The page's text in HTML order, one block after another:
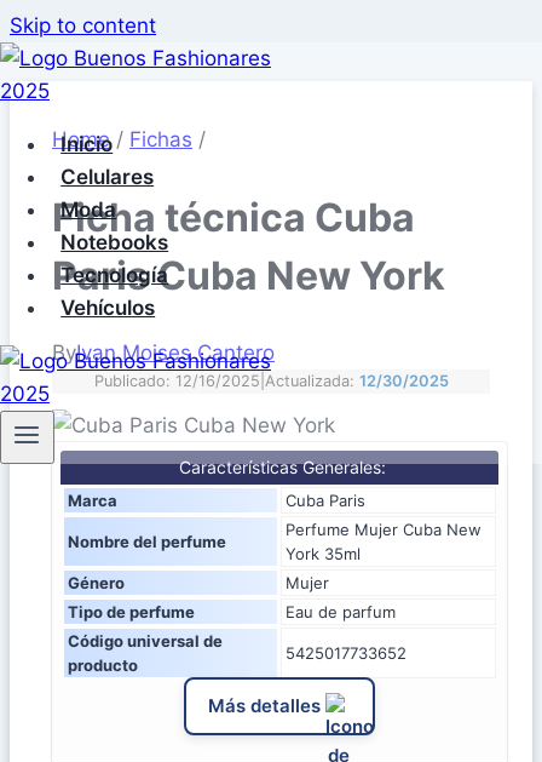
Skip to content
Inicio
Celulares
Moda
Notebooks
Tecnología
Vehículos
Home / Fichas /
Ficha técnica Cuba
Paris Cuba New York
ByIvan Moises Cantero
Publicado: 12/16/2025 Actualizada: 12/30/2025
Características Generales:
Marca Cuba Paris
Nombre del perfume
Perfume Mujer Cuba New
York 35ml
Género
Mujer
Tipo de perfume
Eau de parfum
Código universal de
producto
5425017733652
Más detalles